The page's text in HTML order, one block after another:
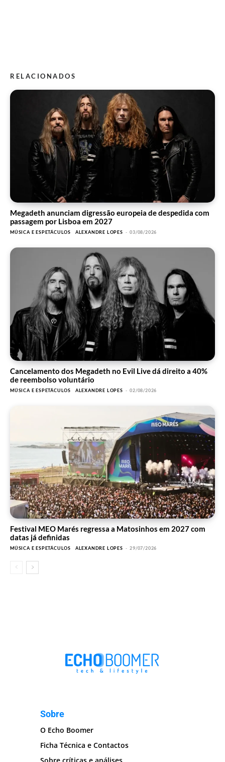
RELACIONADOS
Megadeth anunciam digressão europeia de despedida com
passagem por Lisboa em 2027
MÚSICA E ESPETÁCULOS ALEXANDRE LOPES - 03/08/2026
Cancelamento dos Megadeth no Evil Live dá direito a 40%
de reembolso voluntário
MÚSICA E ESPETÁCULOS ALEXANDRE LOPES - 02/08/2026
Festival MEO Marés regressa a Matosinhos em 2027 com
datas já definidas
MÚSICA E ESPETÁCULOS ALEXANDRE LOPES - 29/07/2026
Sobre
O Echo Boomer
Ficha Técnica e Contactos